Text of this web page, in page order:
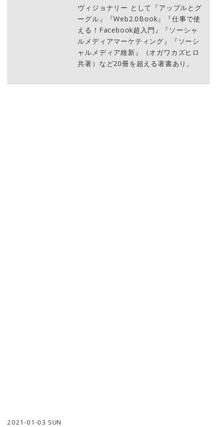
ヴィジョナリー として『アップルとグ
ーグル』『Web2.0Book』『仕事で使
える！Facebook超入門』『ソーシャ
ルメディアマーケティング』『ソーシ
ャルメディア維新』（オガワカズヒロ
共著）など20冊を超える著書あり。
2021-01-03 SUN